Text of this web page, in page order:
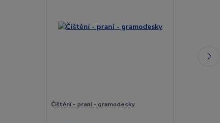
Čištění - praní - gramodesky